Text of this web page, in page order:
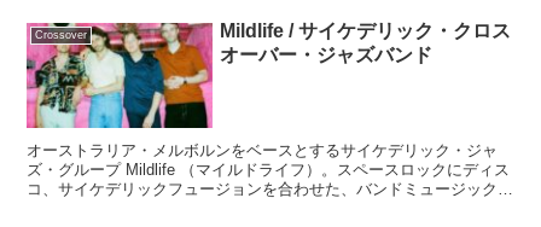
Crossover
Mildlife / サイケデリック・クロス
オーバー・ジャズバンド
オーストラリア・メルボルンをベースとするサイケデリック・ジャ
ズ・グループ Mildlife （マイルドライフ）。スペースロックにディス
コ、サイケデリックフュージョンを合わせた、バンドミュージックと